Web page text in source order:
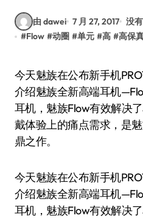
由 dawei 7 月 27, 2017 没
#Flow #动圈 #单元 #高 #高保
今天魅族在公布新手机PRO7的同时也公布了为大家
介绍魅族全新高端耳机
耳机，魅族Flow有效解决
戴体验上的痛点需求，是
鼎之作。
今天魅族在公布新手机
介绍魅族全新高端耳机
耳机，魅族Flow有效解决